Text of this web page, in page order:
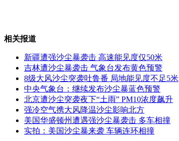
小学招非京籍儿童 两百家长深夜排队
婆婆开无人售报亭称大家都讲信字
相关报道
新疆遭强沙尘暴袭击 高速能见度仅50米
吉林遭沙尘暴袭击 气象台发布黄色预警
8级大风沙尘突袭吐鲁番 局地能见度不足5米
中央气象台：继续发布沙尘暴蓝色预警
北京遭沙尘突袭夜下“土雨” PM10浓度飙升
强冷空气携大风降温沙尘影响北方
美国华盛顿州遭遇强沙尘暴袭击 多车相撞
实拍：美国沙尘暴来袭 车辆连环相撞